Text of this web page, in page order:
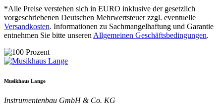
*Alle Preise verstehen sich in EURO inklusive der gesetzlich
vorgeschriebenen Deutschen Mehrwertsteuer zzgl. eventuelle
Versandkosten. Informationen zu Sachmangelhaftung und Garantie
entnehmen Sie bitte unserenAllgemeinen Geschäftsbedingungen.
Musikhaus Lange
Instrumentenbau GmbH & Co. KG